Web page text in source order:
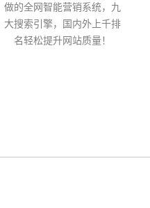
做的全网智能营销系统，九
大搜索引擎，国内外上千排
名轻松提升网站质量！